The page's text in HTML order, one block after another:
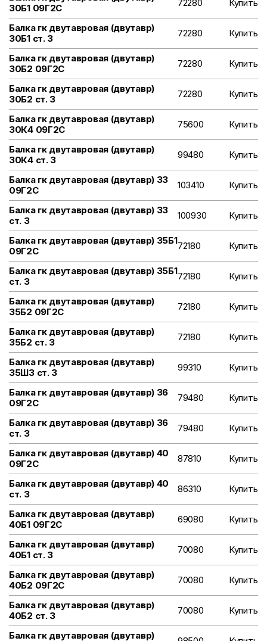
30Б1 09Г2С
72280 Купить
Балка гк двутавровая (двутавр)
30Б1 ст. 3
72280 Купить
Балка гк двутавровая (двутавр)
30Б2 09Г2С
72280 Купить
Балка гк двутавровая (двутавр)
30Б2 ст. 3
72280 Купить
Балка гк двутавровая (двутавр)
30К4 09Г2С
75600 Купить
Балка гк двутавровая (двутавр)
30К4 ст. 3
99480 Купить
Балка гк двутавровая (двутавр) 33
09Г2С
103410 Купить
Балка гк двутавровая (двутавр) 33
ст. 3
100930 Купить
Балка гк двутавровая (двутавр) 35Б1
09Г2С
72180 Купить
Балка гк двутавровая (двутавр) 35Б1
ст. 3
72180 Купить
Балка гк двутавровая (двутавр)
35Б2 09Г2С
72180 Купить
Балка гк двутавровая (двутавр)
35Б2 ст. 3
72180 Купить
Балка гк двутавровая (двутавр)
35Ш3 ст. 3
99310 Купить
Балка гк двутавровая (двутавр) 36
09Г2С
79480 Купить
Балка гк двутавровая (двутавр) 36
ст. 3
79480 Купить
Балка гк двутавровая (двутавр) 40
09Г2С
87810 Купить
Балка гк двутавровая (двутавр) 40
ст. 3
86310 Купить
Балка гк двутавровая (двутавр)
40Б1 09Г2С
69080 Купить
Балка гк двутавровая (двутавр)
40Б1 ст. 3
70080 Купить
Балка гк двутавровая (двутавр)
40Б2 09Г2С
70080 Купить
Балка гк двутавровая (двутавр)
40Б2 ст. 3
70080 Купить
Балка гк двутавровая (двутавр)